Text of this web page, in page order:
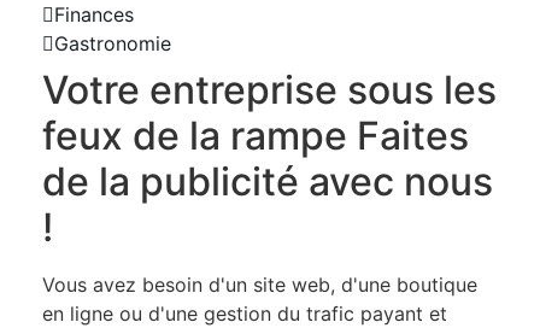
Finances
Gastronomie
Votre entreprise sous les
feux de la rampe Faites
de la publicité avec nous
!
Vous avez besoin d'un site web, d'une boutique
en ligne ou d'une gestion du trafic payant et